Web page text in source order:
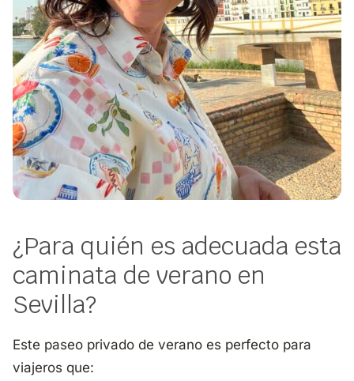
¿Para quién es adecuada esta
caminata de verano en
Sevilla?
Este paseo privado de verano es perfecto para
viajeros que: